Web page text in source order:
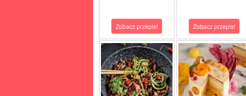
Zobacz przepis! Zobacz przepis!